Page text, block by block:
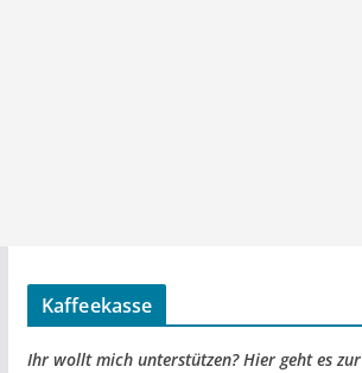
Kaffeekasse
Ihr wollt mich unterstützen? Hier geht es zur